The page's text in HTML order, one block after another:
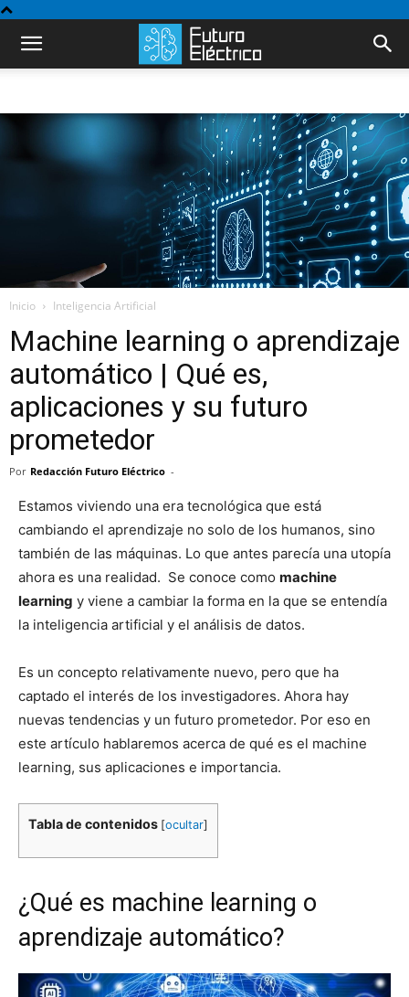
Inicio Inteligencia Artificial
Machine learning o aprendizaje
automático | Qué es,
aplicaciones y su futuro
prometedor
Por Redacción Futuro Eléctrico -
Estamos viviendo una era tecnológica que está
cambiando el aprendizaje no solo de los humanos, sino
también de las máquinas. Lo que antes parecía una utopía
ahora es una realidad. Se conoce como machine
learning y viene a cambiar la forma en la que se entendía
la inteligencia artificial y el análisis de datos.
Es un concepto relativamente nuevo, pero que ha
captado el interés de los investigadores. Ahora hay
nuevas tendencias y un futuro prometedor. Por eso en
este artículo hablaremos acerca de qué es el machine
learning, sus aplicaciones e importancia.
Tabla de contenidos [ocultar]
¿Qué es machine learning o
aprendizaje automático?